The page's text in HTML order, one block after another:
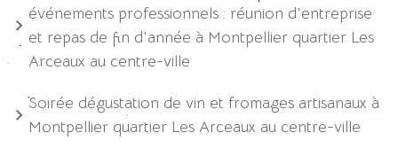
événements professionnels : réunion d'entreprise
et repas de fin d'année à Montpellier quartier Les
Arceaux au centre-ville
Soirée dégustation de vin et fromages artisanaux à
Montpellier quartier Les Arceaux au centre-ville